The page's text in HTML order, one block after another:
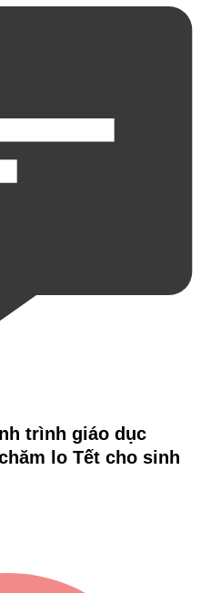
trình giáo dục
lo Tết cho sinh